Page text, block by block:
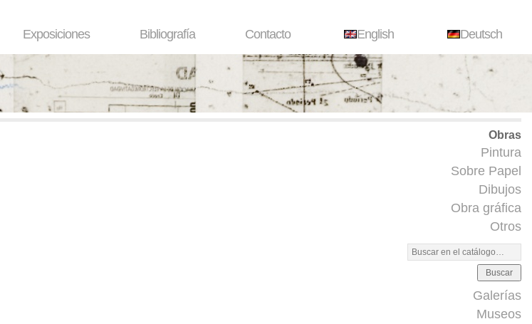
Exposiciones Bibliografía Contacto English Deutsch
Obras
Pintura
Sobre Papel
Dibujos
Obra gráfica
Otros
Buscar
Galerías
Museos